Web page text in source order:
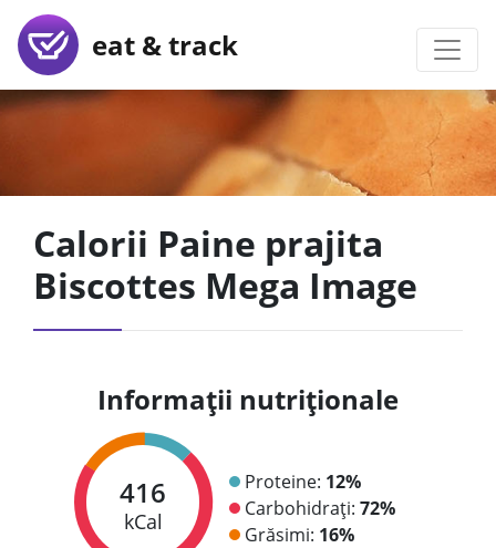
eat & track
Calorii Paine prajita
Biscottes Mega Image
Informații nutriționale
416
kCal
Proteine: 12%
Carbohidrați: 72%
Grăsimi: 16%